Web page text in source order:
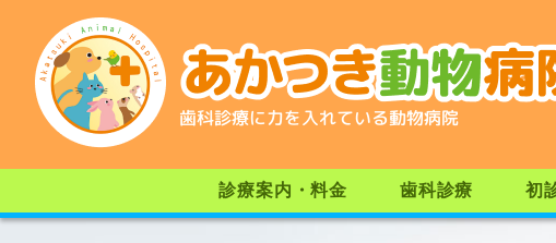
歯科診療に力を入れている動物病院
診療案内・料金
歯科診療 初